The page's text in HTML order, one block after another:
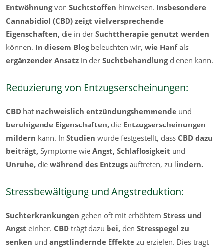
Entwöhnungvon Suchtstoffen hinweisen. Insbesondere
Cannabidiol (CBD) zeigt vielversprechende
Eigenschaften, die in der Suchttherapie genutzt werden
können. In diesem Blogbeleuchten wir, wie Hanfals
ergänzender Ansatz in der Suchtbehandlungdienen kann.
Reduzierung von Entzugserscheinungen:
CBD hat nachweislich entzündungshemmende und
beruhigende Eigenschaften, die Entzugserscheinungen
mildern kann. In Studien wurde festgestellt, dass CBD dazu
beiträgt, Symptome wie Angst, Schlaflosigkeit und
Unruhe, die während des Entzugs auftreten, zu lindern.
Stressbewältigung und Angstreduktion:
Suchterkrankungen gehen oft mit erhöhtem Stress und
Angst einher. CBD trägt dazu bei, den Stresspegel zu
senken und angstlindernde Effekte zu erzielen. Dies trägt